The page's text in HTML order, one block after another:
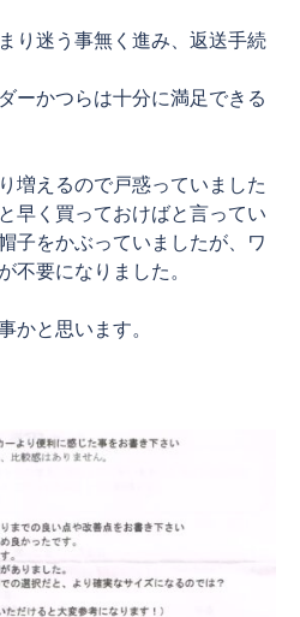
り迷う事無く進み、返送手続
ーかつらは十分に満足できる
増えるので戸惑っていました
早く買っておけばと言ってい
子をかぶっていましたが、ワ
不要になりました。
かと思います。